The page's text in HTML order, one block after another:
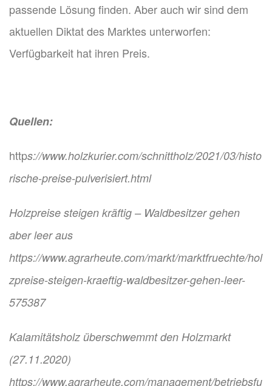
passende Lösung finden. Aber auch wir sind dem
aktuellen Diktat des Marktes unterworfen:
Verfügbarkeit hat ihren Preis.
Quellen:
https://www.holzkurier.com/schnittholz/2021/03/histo
rische-preise-pulverisiert.html
Holzpreise steigen kräftig – Waldbesitzer gehen
aber leer aus
https://www.agrarheute.com/markt/marktfruechte/hol
zpreise-steigen-kraeftig-waldbesitzer-gehen-leer-
575387
Kalamitätsholz überschwemmt den Holzmarkt
(27.11.2020)
https://www.agrarheute.com/management/betriebsfu